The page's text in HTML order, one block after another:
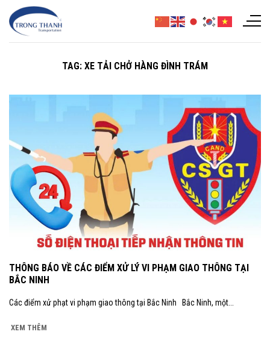
Chuyển
đến
TAG: XE TẢI CHỞ HÀNG ĐÌNH TRÁM
THÔNG BÁO VỀ CÁC ĐIỂM XỬ LÝ VI PHẠM GIAO THÔNG TẠI
BẮC NINH
Các điểm xử phạt vi phạm giao thông tại Bắc Ninh Bắc Ninh, một...
XEM THÊM